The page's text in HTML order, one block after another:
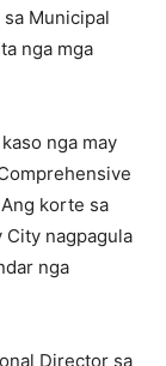
Municipal
nga mga
nga may
korte sa
City nagpagula
nga
Director sa